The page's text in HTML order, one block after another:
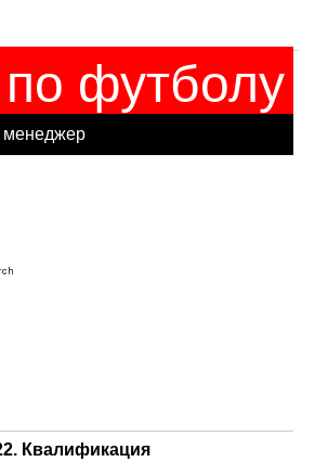
футболу
менеджер
Квалификация